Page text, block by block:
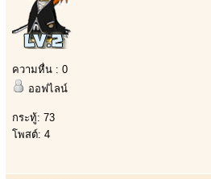
ความหื่น : 0
ออฟไลน์
กระทู้: 73
โพสต์: 4